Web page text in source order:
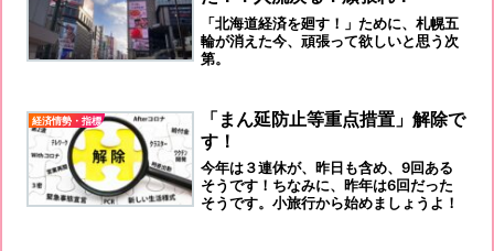
「北海道経済を廻す！」ために、札幌五
輪が消えた今、頑張って欲しいと思う次
第。
経済情勢・指標
「まん延防止等重点措置」解除で
す！
今年は３連休が、昨日も含め、9回ある
そうです！ちなみに、昨年は6回だった
そうです。小旅行から始めましょうよ！